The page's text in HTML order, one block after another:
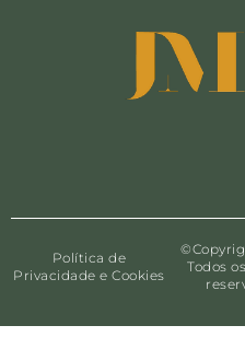
Política de
Privacidade e Cookies
Todos